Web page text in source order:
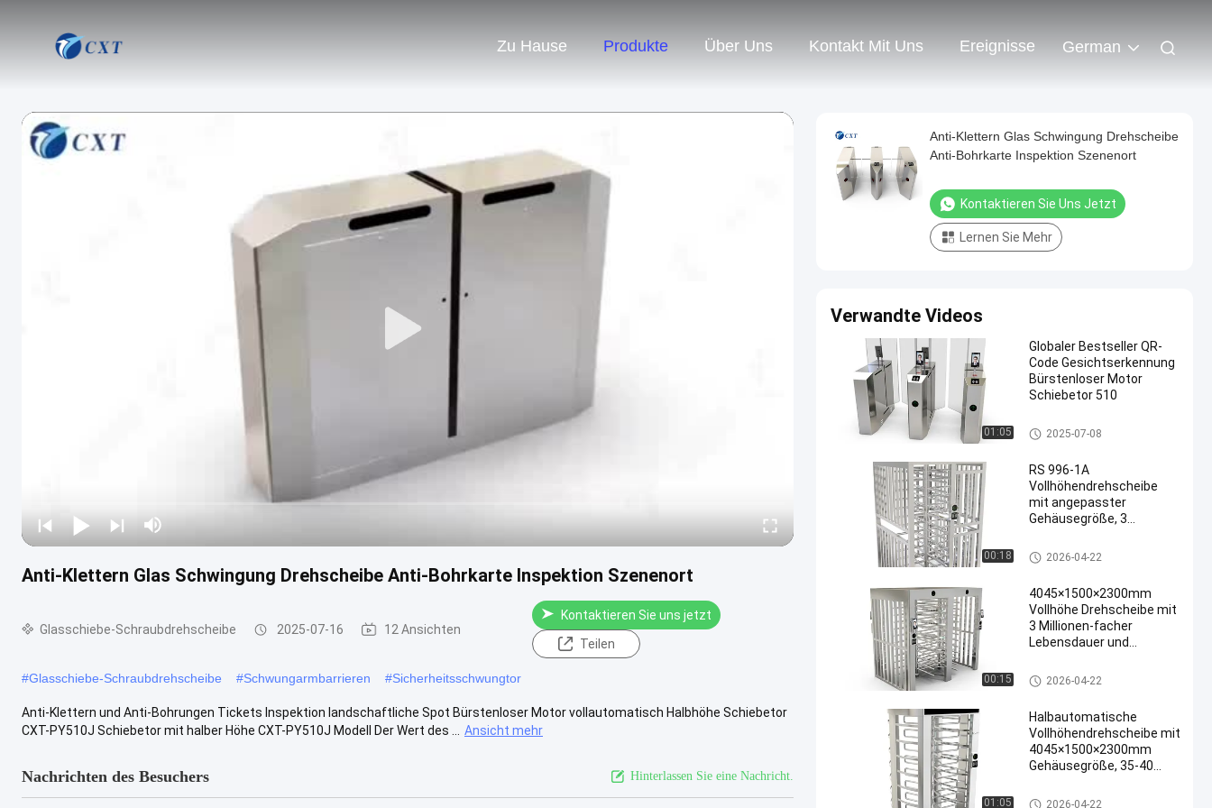
Zu Hause Produkte Über Uns Kontakt Mit Uns Ereignisse German
Anti-Klettern Glas Schwingung Drehscheibe Anti-Bohrkarte Inspektion Szenenort
Glasschiebe-Schraubdrehscheibe 2025-07-16 12 Ansichten
Kontaktieren Sie uns jetzt
Teilen
#Glasschiebe-Schraubdrehscheibe #Schwungarmbarrieren #Sicherheitsschwungtor
Anti-Klettern und Anti-Bohrungen Tickets Inspektion landschaftliche Spot Bürstenloser Motor vollautomatisch Halbhöhe Schiebetor
CXT-PY510J Schiebetor mit halber Höhe CXT-PY510J Modell Der Wert des ...
Ansicht mehr
Nachrichten des Besuchers Hinterlassen Sie eine Nachricht.
Anti-Klettern Glas Schwingung Drehscheibe
Anti-Bohrkarte Inspektion Szenenort
Kontaktieren Sie Uns Jetzt
Lernen Sie Mehr
Verwandte Videos
01:05
Globaler Bestseller QR-
Code Gesichtserkennung
Bürstenloser Motor
Schiebetor 510
Glasschiebe-Schraubdrehschei
be
2025-07-08
00:18
RS 996-1A
Vollhöhendrehscheibe
mit angepasster
Gehäusegröße, 3
und 35-40
Personen/Minuten
Zugangskontrolle
Volles Höhendrehkreuz
2026-04-22
00:15
4045×1500×2300mm
Vollhöhe Drehscheibe mit
3 Millionen-facher
Lebensdauer und
Modus für sichere
Zugangskontrolle
Volles Höhendrehkreuz
2026-04-22
01:05
Halbautomatische
Vollhöhendrehscheibe mit
4045×1500×2300mm
Gehäusegröße, 35-40
Durchlaufgeschwindigkeit
Volles Höhendrehkreuz
2026-04-22